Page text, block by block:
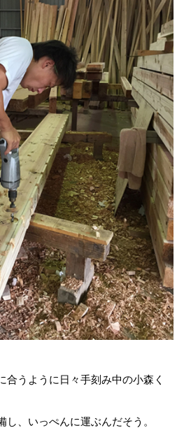
合うように日々手刻み中の小森く
、いっぺんに運ぶんだそう。